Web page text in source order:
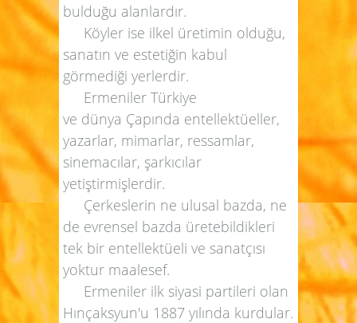
bulduğu alanlardır.
Köyler ise ilkel üretimin olduğu,
sanatın ve estetiğin kabul
görmediği yerlerdir.
Ermeniler Türkiye
ve dünya Çapında entellektüeller,
yazarlar, mimarlar, ressamlar,
sinemacılar, şarkıcılar
yetiştirmişlerdir.
Çerkeslerin ne ulusal bazda, ne
de evrensel bazda üretebildikleri
tek bir entellektüeli ve sanatçısı
yoktur maalesef.
Ermeniler ilk siyasi partileri olan
Hınçaksyun'u 1887 yılında kurdular.